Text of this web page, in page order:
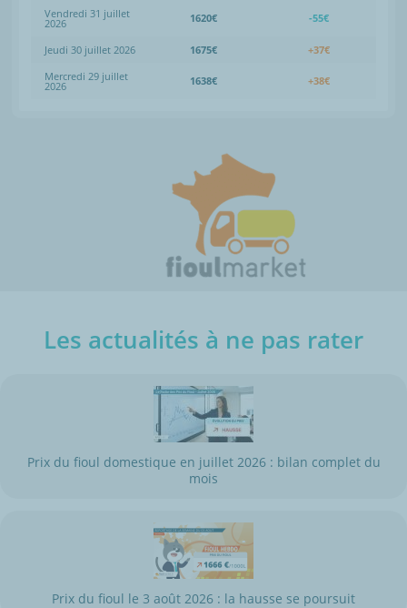
Vendredi 31 juillet
2026 1620€ -55€
Jeudi 30 juillet 2026 1675€
+37€
Mercredi 29 juillet
2026 1638€ +38€
Les actualités à ne pas rater
Prix du fioul domestique en juillet 2026 : bilan complet du
mois
Prix du fioul le 3 août 2026 : la hausse se poursuit